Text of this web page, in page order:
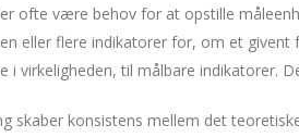
ofte være behov for at opstille
eller flere indikatorer for, om et
i virkeligheden, til målbare
skaber konsistens mellem det